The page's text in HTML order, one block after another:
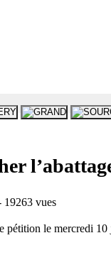
vues
le mercredi